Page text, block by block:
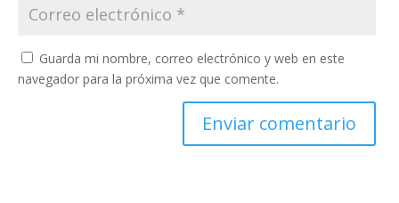
Guarda mi nombre, correo electrónico y web en este
navegador para la próxima vez que comente.